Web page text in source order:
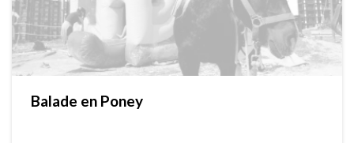
Balade en Poney